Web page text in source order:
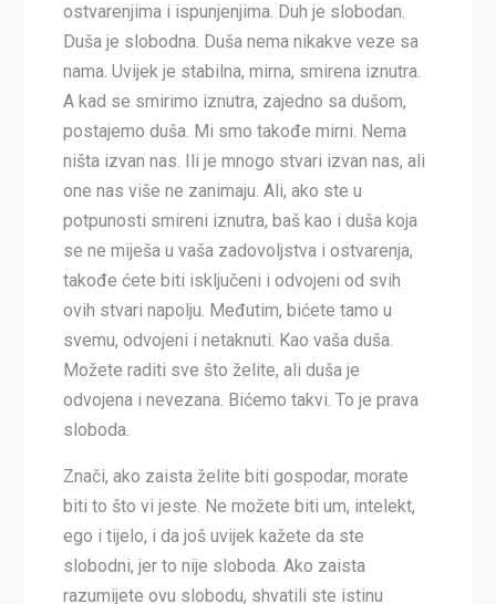
ostvarenjima i ispunjenjima. Duh je slobodan.
Duša je slobodna. Duša nema nikakve veze sa
nama. Uvijek je stabilna, mirna, smirena iznutra.
A kad se smirimo iznutra, zajedno sa dušom,
postajemo duša. Mi smo takođe mirni. Nema
ništa izvan nas. Ili je mnogo stvari izvan nas, ali
one nas više ne zanimaju. Ali, ako ste u
potpunosti smireni iznutra, baš kao i duša koja
se ne miješa u vaša zadovoljstva i ostvarenja,
takođe ćete biti isključeni i odvojeni od svih
ovih stvari napolju. Međutim, bićete tamo u
svemu, odvojeni i netaknuti. Kao vaša duša.
Možete raditi sve što želite, ali duša je
odvojena i nevezana. Bićemo takvi. To je prava
sloboda.
Znači, ako zaista želite biti gospodar, morate
biti to što vi jeste. Ne možete biti um, intelekt,
ego i tijelo, i da još uvijek kažete da ste
slobodni, jer to nije sloboda. Ako zaista
razumijete ovu slobodu, shvatili ste istinu